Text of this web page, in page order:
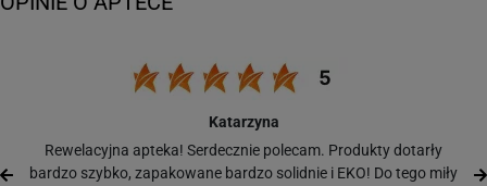
Katarzyna
Rewelacyjna apteka! Serdecznie polecam. Produkty dotarły
bardzo szybko, zapakowane bardzo solidnie i EKO! Do tego miły